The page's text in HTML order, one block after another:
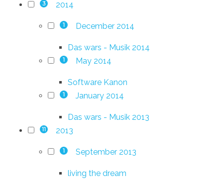
3 2014
1 December 2014
Das wars - Musik 2014
1 May 2014
Software Kanon
1 January 2014
Das wars - Musik 2013
11 2013
1 September 2013
living the dream